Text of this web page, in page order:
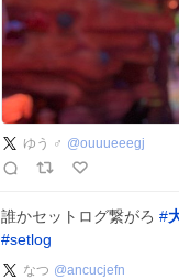
ゆう ♂ @ouuueeegj
誰かセットログ繋がろ #
#setlog
なつ @ancucjefn